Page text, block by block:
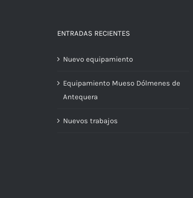
ENTRADAS RECIENTES
Nuevo equipamiento
Equipamiento Mueso Dólmenes de
Antequera
Nuevos trabajos